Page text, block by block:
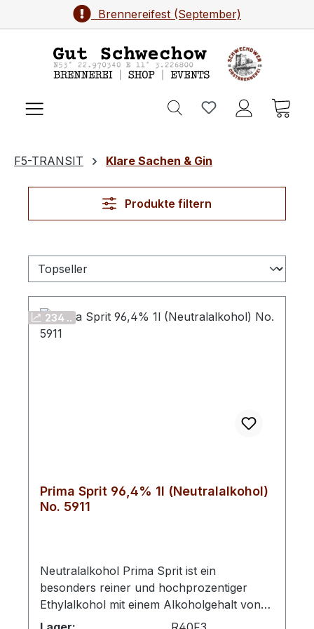
Zum Hauptinhalt springenBrennereifest (September)
F5-TRANSIT Klare Sachen & Gin
Produkte filtern
234 ..
Prima Sprit 96,4% 1l (Neutralalkohol)
No. 5911
Neutralalkohol Prima Sprit ist ein
besonders reiner und hochprozentiger
Ethylalkohol mit einem Alkoholgehalt von
96,4 % Vol.. Durch seine aufwendige